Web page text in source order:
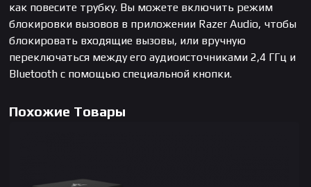
как повесите трубку. Вы можете включить режим
блокировки вызовов в приложении Razer Audio, чтобы
блокировать входящие вызовы, или вручную
переключаться между его аудиоисточниками 2,4 ГГц и
Bluetooth с помощью специальной кнопки.
Похожие Товары